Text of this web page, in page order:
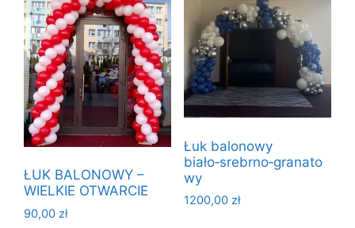
ŁUK BALONOWY –
WIELKIE OTWARCIE
90,00 zł
Łuk balonowy
biało‑srebrno‑granato
wy
1200,00 zł